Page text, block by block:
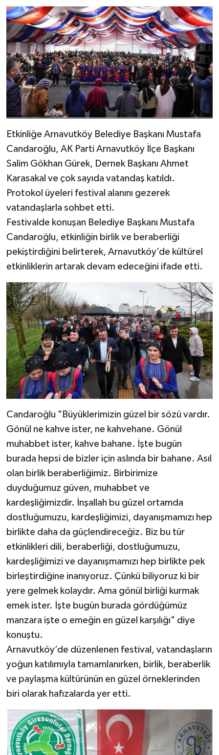
Etkinliğe Arnavutköy Belediye Başkanı Mustafa
Candaroğlu, AK Parti Arnavutköy İlçe Başkanı
Salim Gökhan Gürek, Dernek Başkanı Ahmet
Karasakal ve çok sayıda vatandaş katıldı.
Protokol üyeleri festival alanını gezerek
vatandaşlarla sohbet etti.
Festivalde konuşan Belediye Başkanı Mustafa
Candaroğlu, etkinliğin birlik ve beraberliği
pekiştirdiğini belirterek, Arnavutköy’de kültürel
etkinliklerin artarak devam edeceğini ifade etti.
Candaroğlu "Büyüklerimizin güzel bir sözü vardır.
Gönül ne kahve ister, ne kahvehane. Gönül
muhabbet ister, kahve bahane. İşte bugün
burada hepsi de bizler için aslında bir bahane. Asıl
olan birlik beraberliğimiz. Birbirimize
duyduğumuz güven, muhabbet ve
kardeşliğimizdir. İnşallah bu güzel ortamda
dostluğumuzu, kardeşliğimizi, dayanışmamızı hep
birlikte daha da güçlendireceğiz. Biz bu tür
etkinlikleri dili, beraberliği, dostluğumuzu,
kardeşliğimizi ve dayanışmamızı hep birlikte pek
birleştirdiğine inanıyoruz. Çünkü biliyoruz ki bir
yere gelmek kolaydır. Ama gönül birliği kurmak
emek ister. İşte bugün burada gördüğümüz
manzara işte o emeğin en güzel karşılığı" diye
konuştu.
Arnavutköy’de düzenlenen festival, vatandaşların
yoğun katılımıyla tamamlanırken, birlik, beraberlik
ve paylaşma kültürünün en güzel örneklerinden
biri olarak hafızalarda yer etti.